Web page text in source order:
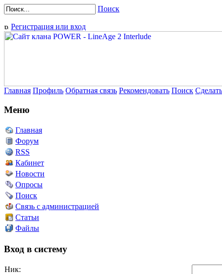
Поиск
Регистрация или вход
Главная Профиль Обратная связь Рекомендовать Поиск
Меню
Главная
Форум
RSS
Кабинет
Новости
Опросы
Поиск
Связь с администрацией
Статьи
Файлы
Вход в систему
Ник: